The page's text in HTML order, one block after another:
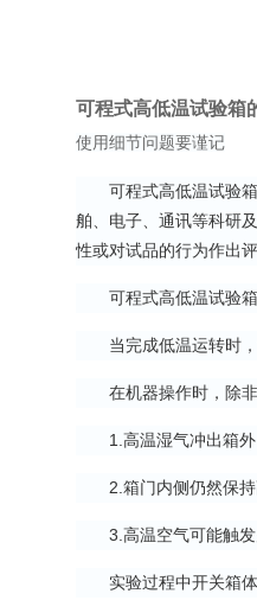
可程式高低温试验箱
使用细节问题要谨记
可程式高低温试验箱
舶、电子、通讯等科研
性或对试品的行为作出
可程式高低温试验箱
当完成低温运转时，
在机器操作时，除非
1.高温湿气冲出箱外
2.箱门内侧仍然保持
3.高温空气可能触发
实验过程中开关箱体